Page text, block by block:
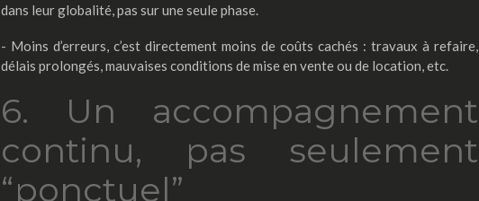
dans leur globalité, pas sur une seule phase.
- Moins d’erreurs, c’est directement moins de coûts cachés : travaux à refaire,
délais prolongés, mauvaises conditions de mise en vente ou de location, etc.
6. Un accompagnement
continu, pas seulement
“ponctuel”